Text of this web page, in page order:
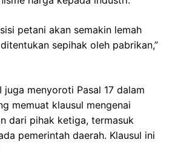
petani akan semakin lemah
sepihak oleh pabrikan,”
juga menyoroti Pasal 17 dalam
memuat klausul mengenai
dari pihak ketiga, termasuk
pemerintah daerah. Klausul ini